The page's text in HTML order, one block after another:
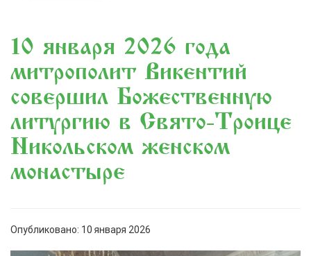
10 января 2026 года
митрополит Викентий
совершил Божественную
литургию в Свято-Троице
Никольском женском
монастыре
Опубликовано: 10 января 2026